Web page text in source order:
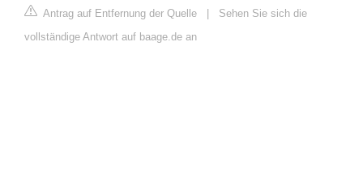
Antrag auf Entfernung der Quelle | Sehen Sie sich die
vollständige Antwort auf baage.de an